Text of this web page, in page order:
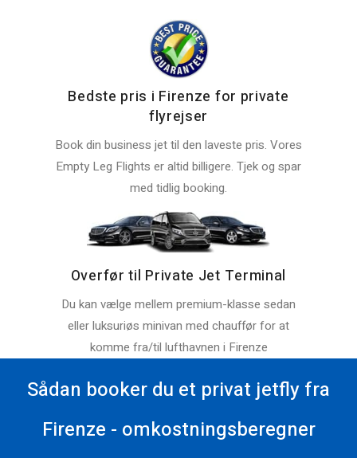
Bedste pris i Firenze for private
flyrejser
Book din business jet til den laveste pris. Vores
Empty Leg Flights er altid billigere. Tjek og spar
med tidlig booking.
Overfør til Private Jet Terminal
Du kan vælge mellem premium-klasse sedan
eller luksuriøs minivan med chauffør for at
komme fra/til lufthavnen i Firenze
Sådan booker du et privat jetfly fra
Firenze - omkostningsberegner